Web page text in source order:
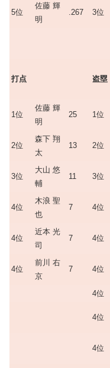
5位
佐藤 輝
明
.267 3位
打点 盗塁
1位
佐藤 輝
明
25 1位
2位
森下 翔
太
13 2位
3位
大山 悠
輔
11 3位
4位
木浪 聖
也
7 4位
4位
近本 光
司
7 4位
4位
前川 右
京
7 4位
4位
4位
4位